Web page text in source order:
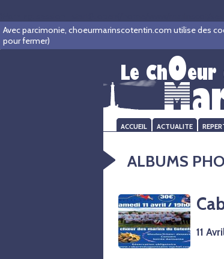
Avec parcimonie, choeurmarinscotentin.com utilise des
pour fermer)
ACCUEIL ACTUALITE
ALBUMS
11